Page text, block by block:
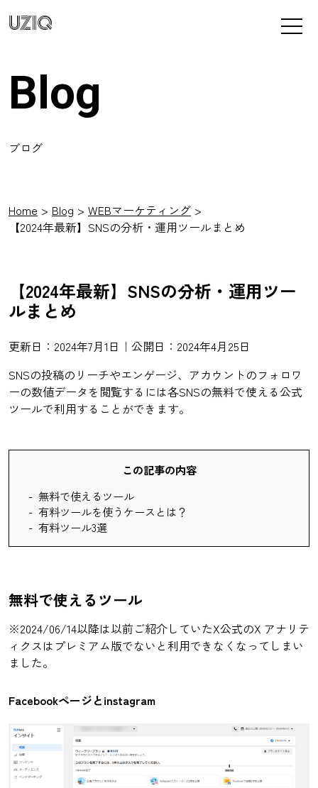
UZIQ
Blog
ブログ
Home Blog
WEBマーケティング
【2024年最新】SNSの分析・運用ツールまとめ
【2024年最新】SNSの分析・運用ツー
ルまとめ
更新日：2024年7月1日｜公開日：2024年4月25日
SNSの投稿のリーチやエンゲージ、アカウントのフォロワ
ーの数値データを閲覧するには各SNSの無料で使える公式
ツールで利用することができます。
この記事の内容
無料で使えるツール
有料ツールを使うケースとは？
有料ツール3選
無料で使えるツール
※2024/06/14以降は以前ご紹介していたX公式のX アナリテ
ィクスはプレミアム版でないと利用できなくなってしまい
ました。
Facebookページとinstagram